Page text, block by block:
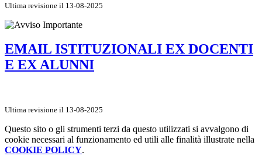
Ultima revisione il 13-08-2025
EMAIL ISTITUZIONALI EX DOCENTI
E EX ALUNNI
Ultima revisione il 13-08-2025
Questo sito o gli strumenti terzi da questo utilizzati si avvalgono di
cookie necessari al funzionamento ed utili alle finalità illustrate nella
COOKIE POLICY.